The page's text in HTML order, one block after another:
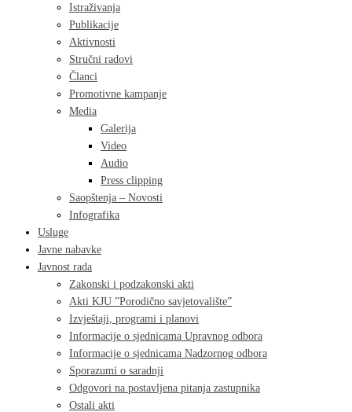
Istraživanja
Publikacije
Aktivnosti
Stručni radovi
Članci
Promotivne kampanje
Media
Galerija
Video
Audio
Press clipping
Saopštenja – Novosti
Infografika
Usluge
Javne nabavke
Javnost rada
Zakonski i podzakonski akti
Akti KJU ”Porodično savjetovalište”
Izvještaji, programi i planovi
Informacije o sjednicama Upravnog odbora
Informacije o sjednicama Nadzornog odbora
Sporazumi o saradnji
Odgovori na postavljena pitanja zastupnika
Ostali akti